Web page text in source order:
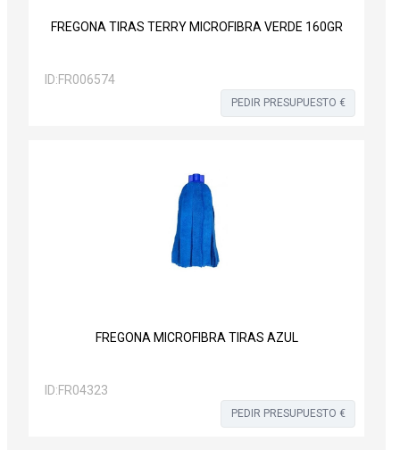
FREGONA TIRAS TERRY MICROFIBRA VERDE 160GR
ID:FR006574
PEDIR PRESUPUESTO €
FREGONA MICROFIBRA TIRAS AZUL
ID:FR04323
PEDIR PRESUPUESTO €